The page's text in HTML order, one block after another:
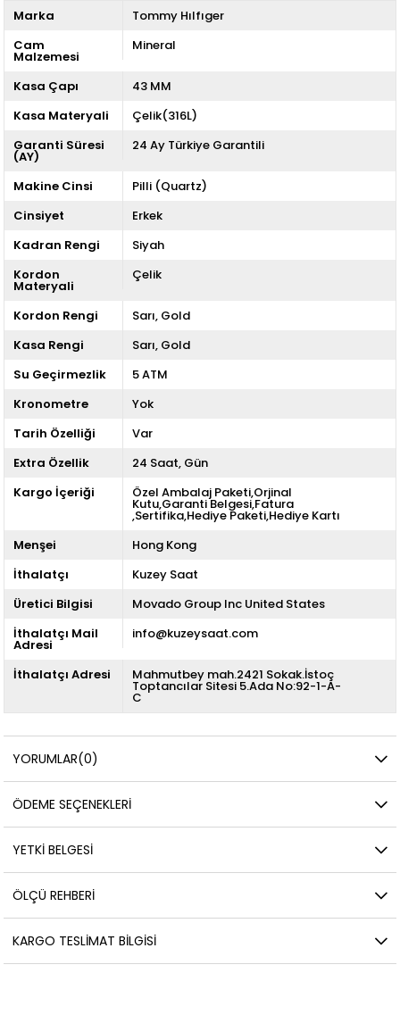
Marka
Tommy Hılfıger
Cam
Malzemesi
Mineral
Kasa Çapı
43 MM
Kasa Materyali
Çelik(316L)
Garanti Süresi
(AY)
24 Ay Türkiye Garantili
Makine Cinsi
Pilli (Quartz)
Cinsiyet
Erkek
Kadran Rengi
Siyah
Kordon
Materyali
Çelik
Kordon Rengi Sarı Gold
Kasa Rengi
Sarı Gold
Su Geçirmezlik
5 ATM
Kronometre
Yok
Tarih Özelliği
Var
Extra Özellik
24 Saat Gün
Kargo İçeriği
Özel Ambalaj Paketi,Orjinal
Kutu,Garanti Belgesi,Fatura
,Sertifika,Hediye Paketi,Hediye Kartı
Menşei
Hong Kong
İthalatçı
Kuzey Saat
Üretici Bilgisi
Movado Group Inc United States
İthalatçı Mail
Adresi
info@kuzeysaat.com
İthalatçı Adresi Mahmutbey mah.2421 Sokak.İstoç
Toptancılar Sitesi 5.Ada No:92-1-A-
C
YORUMLAR(0)
ÖDEME SEÇENEKLERI
YETKİ BELGESİ
ÖLÇÜ REHBERI
KARGO TESLIMAT BILGISI